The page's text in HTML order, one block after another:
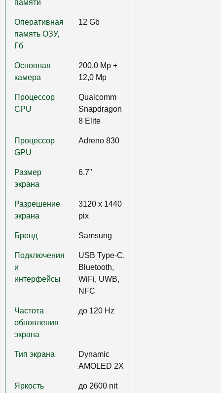
памяти
Оперативная
память ОЗУ,
Гб
12 Gb
Основная
камера
200,0 Mp +
12,0 Mp
Процессор
CPU
Qualcomm
Snapdragon
8 Elite
Процессор
GPU
Adreno 830
Размер
экрана
6.7"
Разрешение
экрана
3120 x 1440
pix
Бренд Samsung
Подключения
и
интерфейсы
USB Type-C,
Bluetooth,
WiFi, UWB,
NFC
Частота
обновления
экрана
до 120 Hz
Тип экрана
Dynamic
AMOLED 2X
Яркость
до 2600 nit